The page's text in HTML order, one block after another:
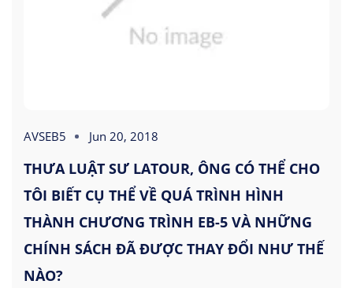
AVSEB5 Jun 20, 2018
THƯA LUẬT SƯ LATOUR, ÔNG CÓ THỂ CHO
TÔI BIẾT CỤ THỂ VỀ QUÁ TRÌNH HÌNH
THÀNH CHƯƠNG TRÌNH EB-5 VÀ NHỮNG
CHÍNH SÁCH ĐÃ ĐƯỢC THAY ĐỔI NHƯ THẾ
NÀO?